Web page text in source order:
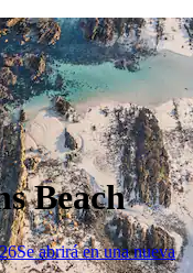
Beach
Se abrirá en una nueva